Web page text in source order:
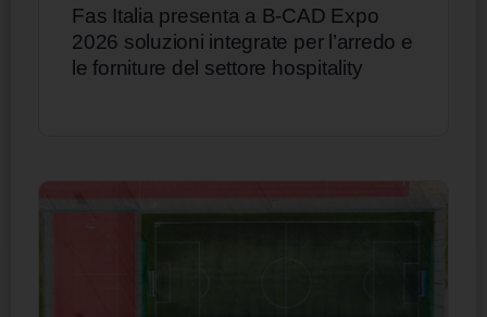
Fas Italia presenta a B-CAD Expo
2026 soluzioni integrate per l’arredo e
le forniture del settore hospitality